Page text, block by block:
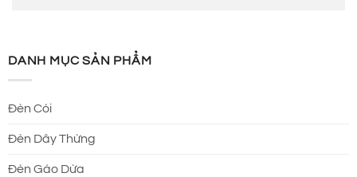
DANH MỤC SẢN PHẨM
Đèn Cói
Đèn Dây Thừng
Đèn Gáo Dừa